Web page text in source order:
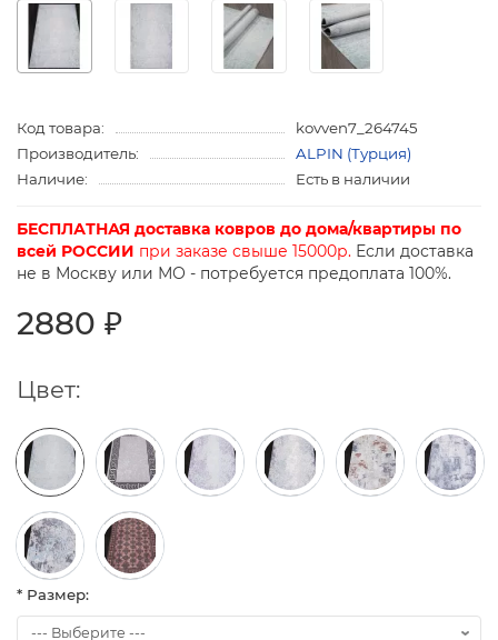
Код товара:
kovven7_264745
Производитель:
ALPIN (Турция)
Наличие:
Есть в наличии
БЕСПЛАТНАЯ доставка ковров до дома/квартиры по
всей РОССИИ при заказе свыше 15000р. Если доставка
не в Москву или МО - потребуется предоплата 100%.
2880 ₽
Цвет:
* Размер: